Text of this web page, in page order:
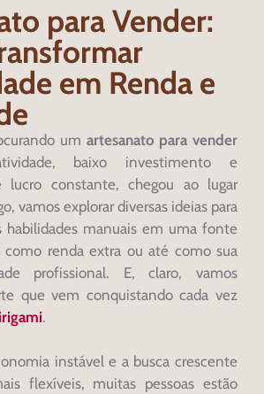
para Vender:
em Renda e
um artesanato para vender
baixo investimento e
lucro constante, chegou ao lugar
vamos explorar diversas ideias para
habilidades manuais em uma fonte
renda extra ou até como sua
profissional. E, claro, vamos
que vem conquistando cada vez
.
instável e a busca crescente
flexíveis, muitas pessoas estão